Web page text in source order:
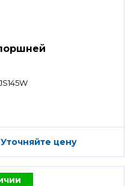
Уточняйте цену